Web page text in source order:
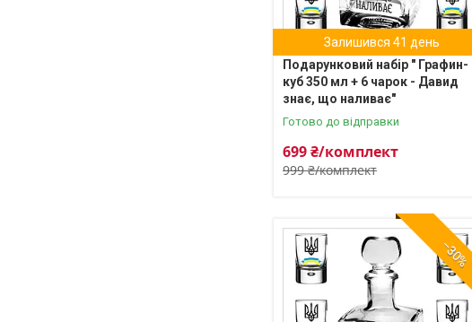
Залишився 41 день
Подарунковий набір " Графин-
куб 350 мл + 6 чарок - Давид
знає, що наливає"
Готово до відправки
999 ₴/комплект
699 ₴/комплект
–30%